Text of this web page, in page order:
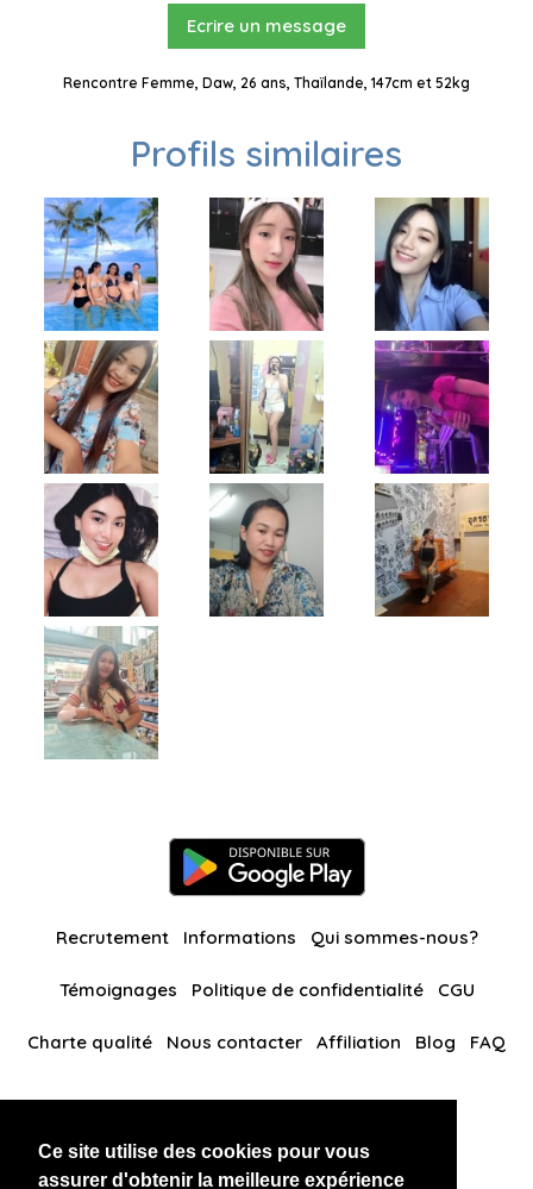
Ce site utilise des cookies pour vous
assurer d'obtenir la meilleure expérience
Ecrire un message
Rencontre Femme, Daw, 26 ans, Thaïlande, 147cm et 52kg
Profils similaires
Recrutement Informations Qui sommes-nous?
Témoignages Politique de confidentialité CGU
Charte qualité Nous contacter Affiliation Blog FAQ
BlackAndBeauties RussianKisses